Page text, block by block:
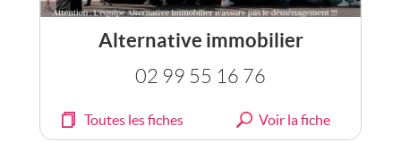
Alternative immobilier
02 99 55 16 76
Toutes les fiches Voir la fiche